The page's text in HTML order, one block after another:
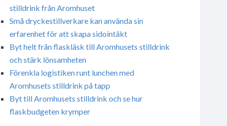
stilldrink från Aromhuset
Små dryckestillverkare kan använda sin
erfarenhet för att skapa sidointäkt
Byt helt från flaskläsk till Aromhusets stilldrink
och stärk lönsamheten
Förenkla logistiken runt lunchen med
Aromhusets stilldrink på tapp
Byt till Aromhusets stilldrink och se hur
flaskbudgeten krymper